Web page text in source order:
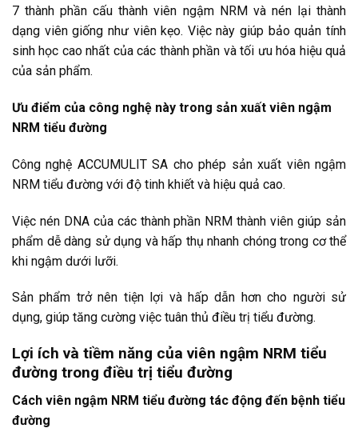
7 thành phần cấu thành viên ngậm NRM và nén lại thành
dạng viên giống như viên kẹo. Việc này giúp bảo quản tính
sinh học cao nhất của các thành phần và tối ưu hóa hiệu quả
của sản phẩm.
Ưu điểm của công nghệ này trong sản xuất viên ngậm
NRM tiểu đường
Công nghệ ACCUMULIT SA cho phép sản xuất viên ngậm
NRM tiểu đường với độ tinh khiết và hiệu quả cao.
Việc nén DNA của các thành phần NRM thành viên giúp sản
phẩm dễ dàng sử dụng và hấp thụ nhanh chóng trong cơ thể
khi ngậm dưới lưỡi.
Sản phẩm trở nên tiện lợi và hấp dẫn hơn cho người sử
dụng, giúp tăng cường việc tuân thủ điều trị tiểu đường.
Lợi ích và tiềm năng của viên ngậm NRM tiểu
đường trong điều trị tiểu đường
Cách viên ngậm NRM tiểu đường tác động đến bệnh tiểu
đường